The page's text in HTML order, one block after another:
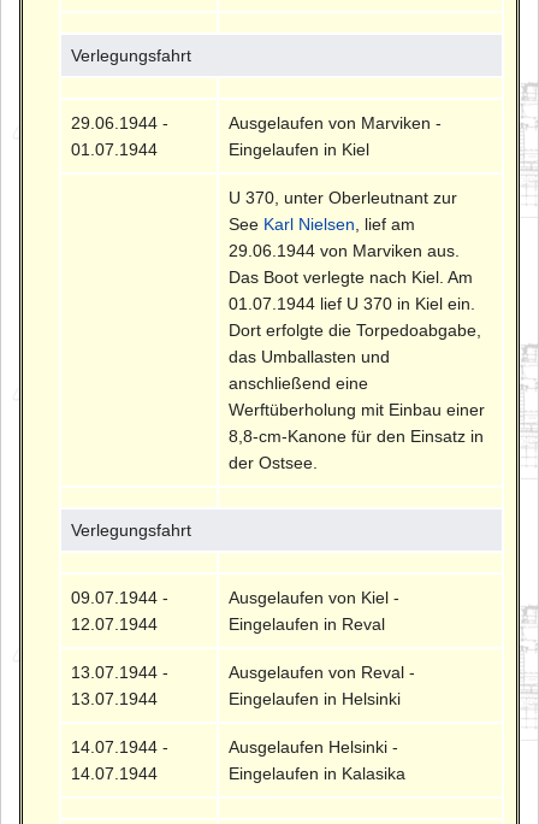
Verlegungsfahrt
29.06.1944 -
01.07.1944
Ausgelaufen von Marviken -
Eingelaufen in Kiel
U 370, unter Oberleutnant zur
See Karl Nielsen , lief am
29.06.1944 von Marviken aus.
Das Boot verlegte nach Kiel. Am
01.07.1944 lief U 370 in Kiel ein.
Dort erfolgte die Torpedoabgabe,
das Umballasten und
anschließend eine
Werftüberholung mit Einbau einer
8,8-cm-Kanone für den Einsatz in
der Ostsee.
Verlegungsfahrt
09.07.1944 -
12.07.1944
Ausgelaufen von Kiel -
Eingelaufen in Reval
13.07.1944 -
13.07.1944
Ausgelaufen von Reval -
Eingelaufen in Helsinki
14.07.1944 -
14.07.1944
Ausgelaufen Helsinki -
Eingelaufen in Kalasika